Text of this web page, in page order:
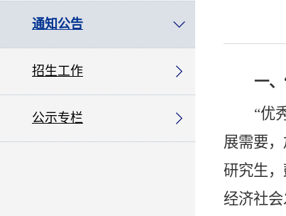
通知公告
招生工作
公示专栏
一
“优
展需要
研究生
经济社会